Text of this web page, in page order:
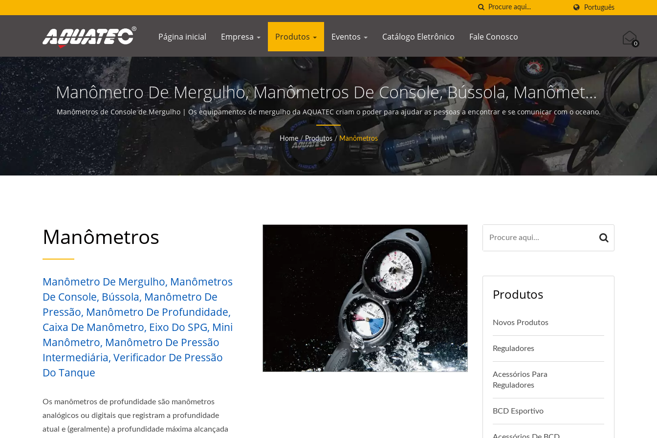
Português
Página inicial Empresa Produtos Eventos Catálogo Eletrônico Fale Conosco
0
Manômetro De Mergulho, Manômetros De Console, Bússola, Manômetro
De Pressão, Manômetro De Profundidade, Caixa De Manômetro, Eixo Do
SPG, Mini Manômetro, Manômetro De Pressão Intermediária, Verificador
De Pressão Do Tanque | Fabricante De Equipamentos De Mergulho |
SCUBA AQUATEC
Manômetros de Console de Mergulho | Os equipamentos de mergulho da AQUATEC criam o poder para ajudar as pessoas a encontrar e se comunicar com o oceano.
Home / Produtos / Manômetros
Manômetros
Manômetro De Mergulho, Manômetros
De Console, Bússola, Manômetro De
Pressão, Manômetro De Profundidade,
Caixa De Manômetro, Eixo Do SPG, Mini
Manômetro, Manômetro De Pressão
Intermediária, Verificador De Pressão
Do Tanque
Os manômetros de profundidade são manômetros
analógicos ou digitais que registram a profundidade
atual e (geralmente) a profundidade máxima alcançada
Produtos
Novos Produtos
Reguladores
Acessórios Para
Reguladores
BCD Esportivo